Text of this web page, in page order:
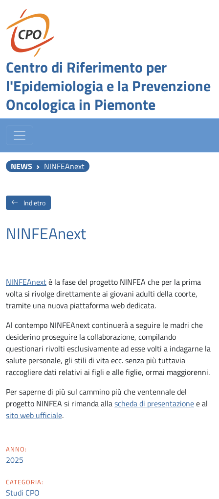
Centro di Riferimento per
l'Epidemiologia e la Prevenzione
Oncologica in Piemonte
NEWS NINFEAnext
Indietro
NINFEAnext
NINFEAnextè la fase del progetto NINFEA che per la prima
volta si rivolge direttamente ai giovani adulti della coorte,
tramite una nuova piattaforma web dedicata.
Al contempo NINFEAnext continuerà a seguire le madri che
desiderino proseguire la collaborazione, compilando
questionari rivolti esclusivamente ad esse volti a indagarne la
salute personale, gli stili di vita ecc. senza più tuttavia
raccogliere dati relativi ai figli e alle figlie, ormai maggiorenni.
Per saperne di più sul cammino più che ventennale del
progetto NINFEA si rimanda allascheda di presentazionee al
sito web ufficiale.
ANNO:
2025
CATEGORIA:
Studi CPO